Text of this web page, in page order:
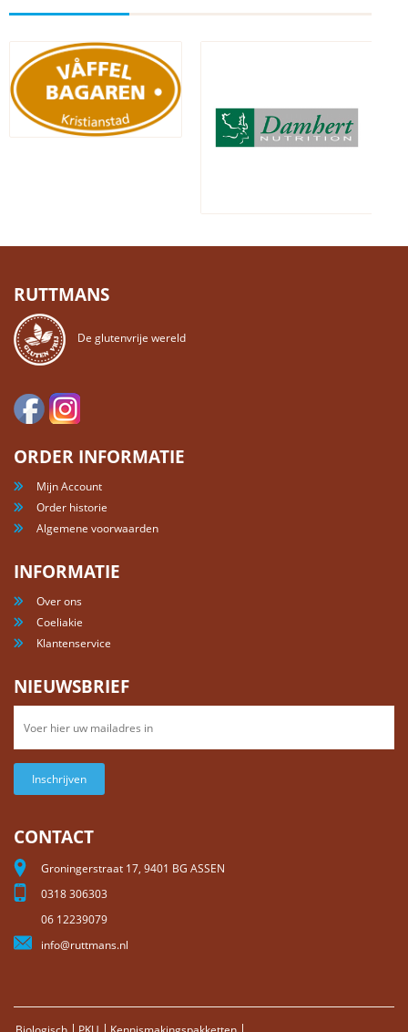
RUTTMANS
De glutenvrije wereld
ORDER INFORMATIE
Mijn Account
Order historie
Algemene voorwaarden
INFORMATIE
Over ons
Coeliakie
Klantenservice
NIEUWSBRIEF
Inschrijven
CONTACT
Groningerstraat 17, 9401 BG ASSEN
0318 306303
06 12239079
info@ruttmans.nl